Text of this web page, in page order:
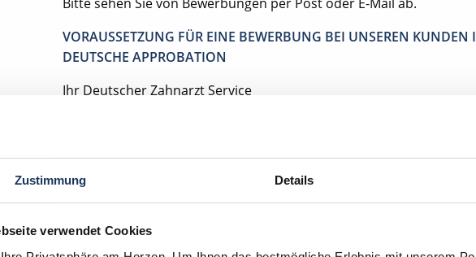
Zustimmung Details
verwendet Cookies
VORAUSSETZUNG FÜR EINE BEWERBUNG BEI UNSEREN KUNDEN
DEUTSCHE APPROBATION
Ihr Deutscher Zahnarzt Service